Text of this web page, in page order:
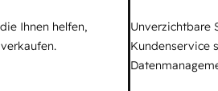
Ihnen helfen,
Unverzichtbare
Kundenservice